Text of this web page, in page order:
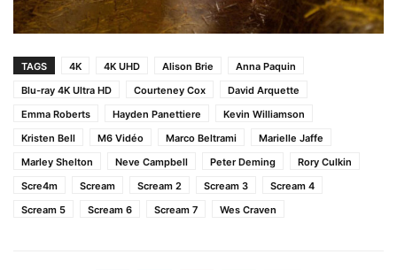
TAGS 4K 4K UHD Alison Brie
Anna Paquin
Blu-ray 4K Ultra HD
Courteney Cox
David Arquette
Emma Roberts
Hayden Panettiere
Kevin Williamson
Kristen Bell
M6 Vidéo Marco Beltrami
Marielle Jaffe
Marley Shelton
Neve Campbell Peter Deming
Rory Culkin
Scre4m
Scream Scream 2 Scream 3
Scream 4
Scream 5
Scream 6 Scream 7 Wes Craven